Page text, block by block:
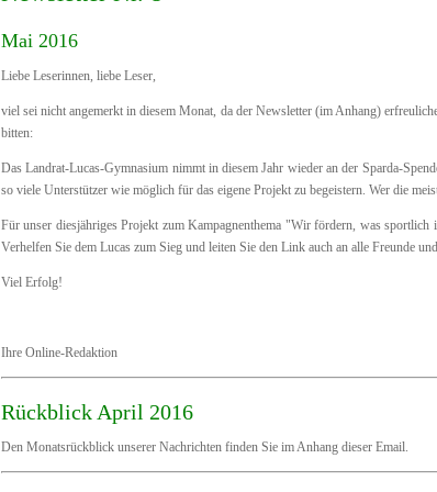
Mai 2016
Liebe Leserinnen, liebe Leser,
viel sei nicht angemerkt in diesem Monat, da der Newsletter (im Anhang)
bitten:
Das Landrat-Lucas-Gymnasium nimmt in diesem Jahr wieder an der Sparda-
so viele Unterstützer wie möglich für das eigene Projekt zu begeistern. Wer die
Für unser diesjähriges Projekt zum Kampagnenthema "Wir fördern, was
Verhelfen Sie dem Lucas zum Sieg und leiten Sie den Link auch an alle Freunde
Viel Erfolg!
Ihre Online-Redaktion
Rückblick April 2016
Den Monatsrückblick unserer Nachrichten finden Sie im Anhang dieser Email.